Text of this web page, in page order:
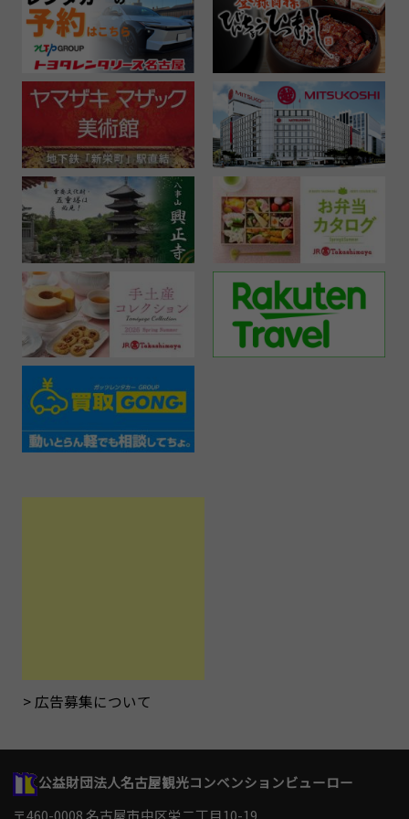
広告募集について
公益財団法人名古屋観光コンベンションビューロー
〒460-0008 名古屋市中区栄二丁目10-19